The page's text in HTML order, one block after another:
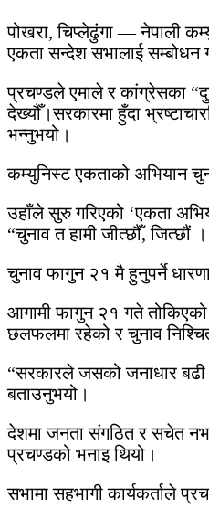
पोखरा, चिप्लेढुंगा — नेपाली
एकता सन्देश सभालाई सम्बोधन
प्रचण्डले एमाले र कांग्रेसका
देख्यौँ।सरकारमा हुँदा
भन्नुभयो।
कम्युनिस्ट एकताको अभियान
उहाँले सुरु गरिएको ‘एकता
“चुनाव त हामी जीत्छौँ, जित्छौं
चुनाव फागुन २१ मै हुनुपर्ने
आगामी फागुन २१ गते तोकिएको
छलफलमा रहेको र चुनाव
“सरकारले जसको जनाधार बढी
बताउनुभयो।
देशमा जनता संगठित र सचेत
प्रचण्डको भनाइ थियो।
सभामा सहभागी कार्यकर्ताले